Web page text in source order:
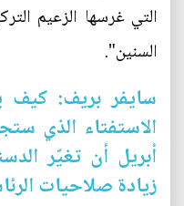
التي غرسها الزعيم
السنين".
سايفر بريف: كيف
أبريل أن تغيّر
زيادة صلاحيات